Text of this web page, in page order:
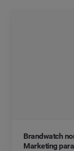
Brandwatch
Marketing